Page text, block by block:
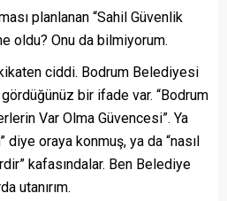
planlanan “Sahil Güvenlik
oldu? Onu da bilmiyorum.
ciddi. Bodrum Belediyesi
gördüğünüz bir ifade var. “Bodrum
Var Olma Güvencesi”. Ya
diye oraya konmuş, ya da “nasıl
kafasındalar. Ben Belediye
utanırım.